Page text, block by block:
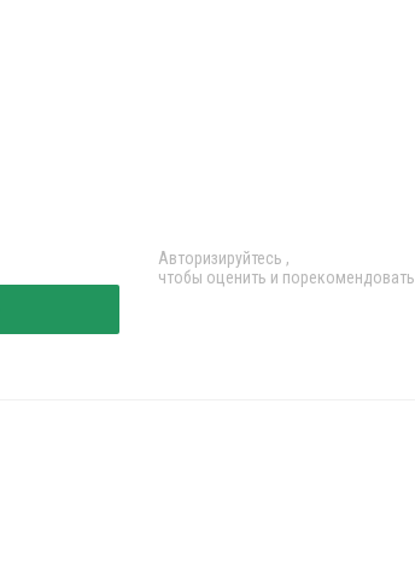
Авторизируйтесь ,
чтобы оценить и порекомендовать